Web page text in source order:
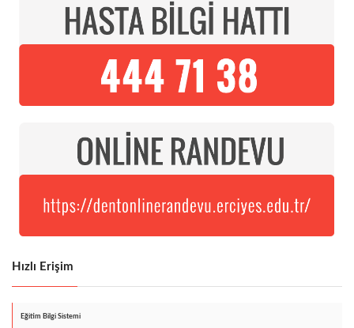
Hızlı Erişim
Eğitim Bilgi Sistemi